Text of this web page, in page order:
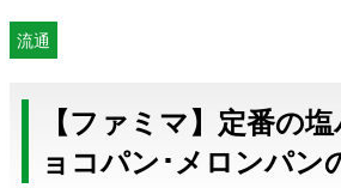
流通
【ファミマ】定番の
ョコパン･メロンパン